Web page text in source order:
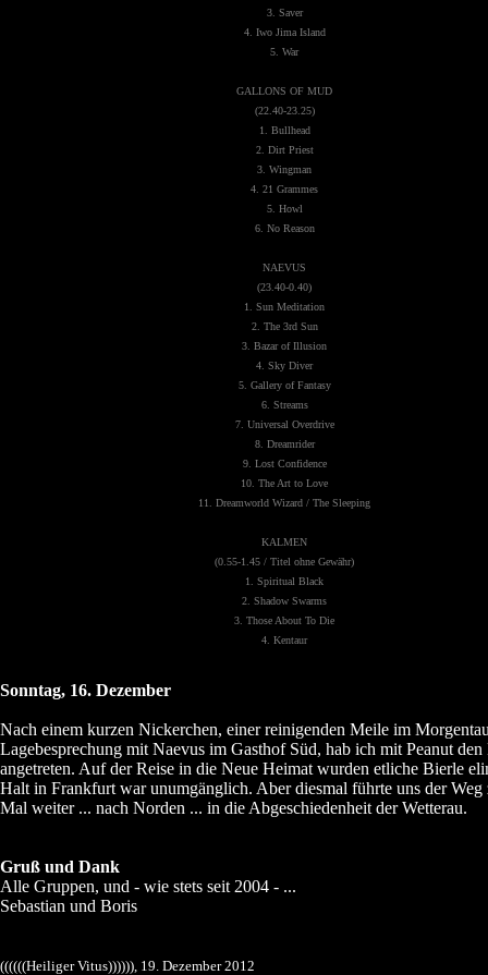
3. Saver
4. Iwo Jima Island
5. War
GALLONS OF MUD
(22.40-23.25)
1. Bullhead
2. Dirt Priest
3. Wingman
4. 21 Grammes
5. Howl
6. No Reason
NAEVUS
(23.40-0.40)
1. Sun Meditation
2. The 3rd Sun
3. Bazar of Illusion
4. Sky Diver
5. Gallery of Fantasy
6. Streams
7. Universal Overdrive
8. Dreamrider
9. Lost Confidence
10. The Art to Love
11. Dreamworld Wizard / The Sleeping
KALMEN
(0.55-1.45 / Titel ohne Gewähr)
1. Spiritual Black
2. Shadow Swarms
3. Those About To Die
4. Kentaur
Sonntag, 16. Dezember
Nach einem kurzen Nickerchen, einer reinigenden Meile im
Lagebesprechung mit Naevus im Gasthof Süd, hab ich mit Peanut
angetreten. Auf der Reise in die Neue Heimat wurden etliche Bierle
Halt in Frankfurt war unumgänglich. Aber diesmal führte uns der Weg
Mal weiter ... nach Norden ... in die Abgeschiedenheit der Wetterau.
Gruß und Dank
Alle Gruppen, und - wie stets seit 2004 - ...
Sebastian und Boris
((((((Heiliger Vitus)))))), 19. Dezember 2012